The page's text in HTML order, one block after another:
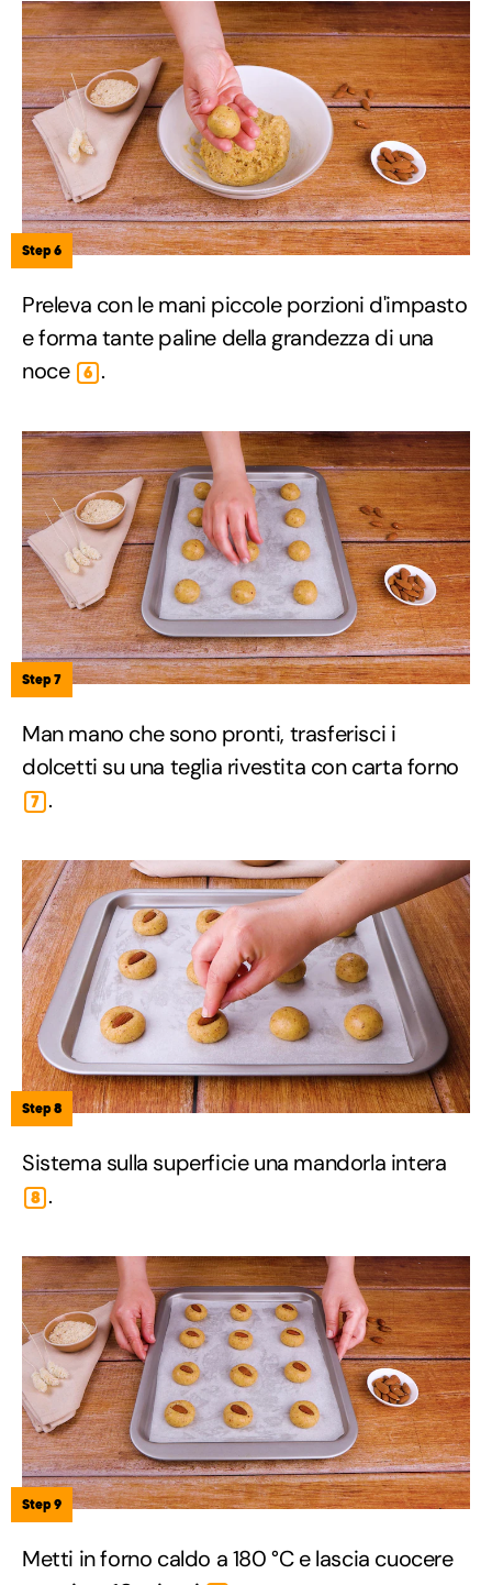
Step 6
Preleva con le mani piccole porzioni d'impasto
e forma tante paline della grandezza di una
noce
6 .
Step 7
Man mano che sono pronti, trasferisci i
dolcetti su una teglia rivestita con carta forno
7 .
Step 8
Sistema sulla superficie una mandorla intera
8 .
Step 9
Metti in forno caldo a 180 °C e lascia cuocere